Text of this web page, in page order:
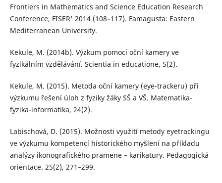
Frontiers in Mathematics and Science Education Research
Conference, FISER' 2014 (108–117). Famagusta: Eastern
Mediterranean University.
Kekule, M. (2014b). Výzkum pomocí oční kamery ve
fyzikálním vzdělávání. Scientia in educatione, 5(2).
Kekule, M. (2015). Metoda oční kamery (eye-trackeru) při
výzkumu řešení úloh z fyziky žáky SŠ a VŠ. Matematika-
fyzika-informatika, 24(2).
Labischová, D. (2015). Možnosti využití metody eyetrackingu
ve výzkumu kompetencí historického myšlení na příkladu
analýzy ikonografického pramene – karikatury. Pedagogická
orientace. 25(2), 271–299.